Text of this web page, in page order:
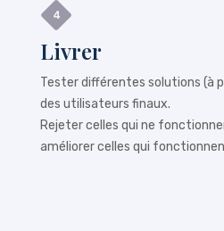
Livrer
Tester différentes solutions (à
des utilisateurs finaux.
Rejeter celles qui ne
améliorer celles qui